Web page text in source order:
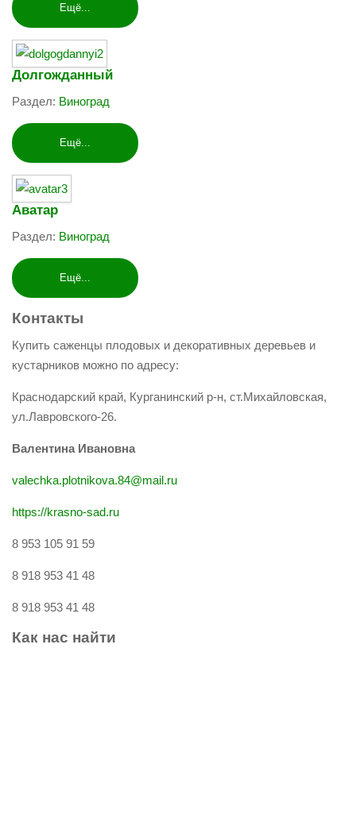
Ещё...
Долгожданный
Раздел: Виноград
Ещё...
Аватар
Раздел: Виноград
Ещё...
Контакты
Купить саженцы плодовых и декоративных деревьев и
кустарников можно по адресу:
Краснодарский край, Курганинский р-н, ст.Михайловская,
ул.Лавровского-26.
Валентина Ивановна
valechka.plotnikova.84@mail.ru
https://krasno-sad.ru
8 953 105 91 59
8 918 953 41 48
8 918 953 41 48
Как нас найти